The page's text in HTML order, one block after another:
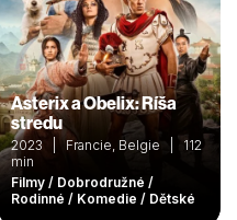
Asterix a Obelix: Ríša
stredu
2023 | Francie, Belgie | 112
min
Filmy / Dobrodružné /
Rodinné / Komedie / Dětské